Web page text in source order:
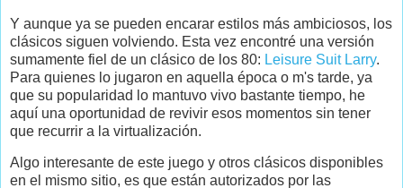
Y aunque ya se pueden encarar estilos más ambiciosos, los
clásicos siguen volviendo. Esta vez encontré una versión
sumamente fiel de un clásico de los 80: Leisure Suit Larry.
Para quienes lo jugaron en aquella época o m's tarde, ya
que su popularidad lo mantuvo vivo bastante tiempo, he
aquí una oportunidad de revivir esos momentos sin tener
que recurrir a la virtualización.
Algo interesante de este juego y otros clásicos disponibles
en el mismo sitio, es que están autorizados por las